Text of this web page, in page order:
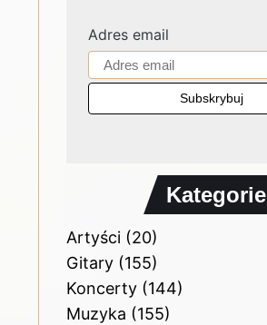
Adres email
Kategorie
Artyści(20)
Gitary(155)
Koncerty(144)
Muzyka (155)